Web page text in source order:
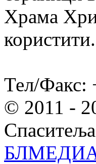
Храма
користити.
Тел/Факс:
© 2011 -